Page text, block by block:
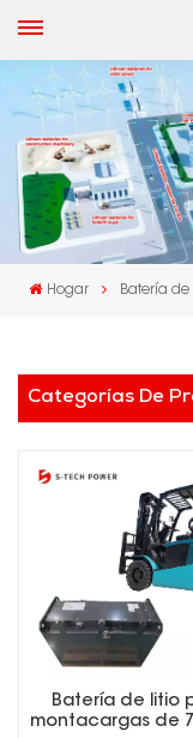
Hogar Batería
Categorías De
Batería de litio
montacargas de